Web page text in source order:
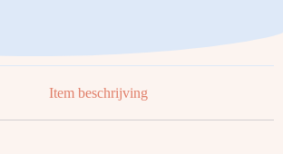
Item beschrijving